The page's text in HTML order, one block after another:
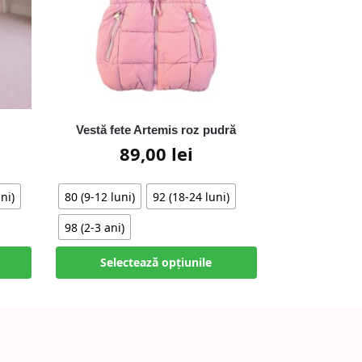
Vestă fete Artemis roz pudră
89,00 lei
80 (9-12 luni)
92 (18-24 luni)
98 (2-3 ani)
Selectează opțiunile